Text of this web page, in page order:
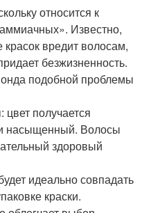
относится к
Известно,
красок вредит волосам,
безжизненность.
подобной проблемы
получается
насыщенный. Волосы
здоровый
идеально совпадать
краски.